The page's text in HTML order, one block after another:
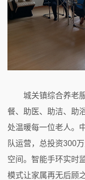
城关镇综合养老
餐、助医、助洁、助
处温暖每一位老人。
队运营，总投资300
空间。智能手环实时
模式让家属再无后顾